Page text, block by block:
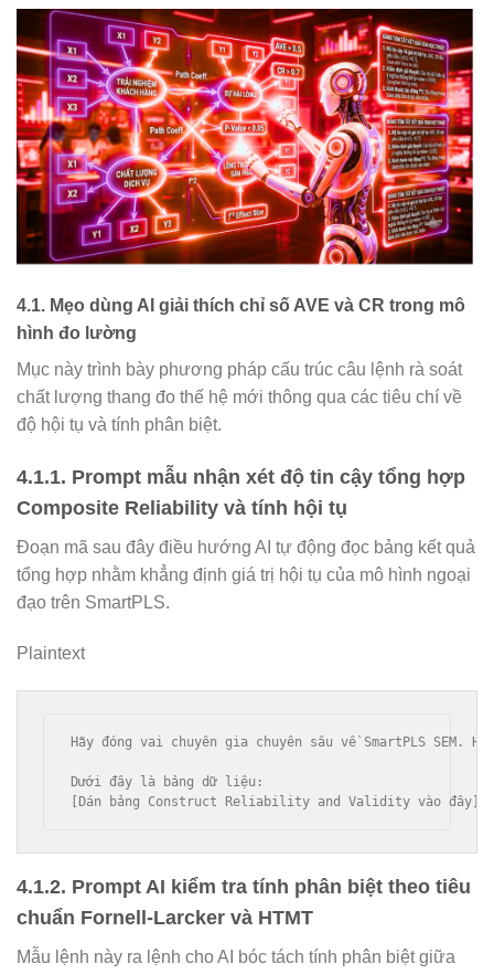
4.1. Mẹo dùng AI giải thích chỉ số AVE và CR trong mô
hình đo lường
Mục này trình bày phương pháp cấu trúc câu lệnh rà soát
chất lượng thang đo thế hệ mới thông qua các tiêu chí về
độ hội tụ và tính phân biệt.
4.1.1. Prompt mẫu nhận xét độ tin cậy tổng hợp
Composite Reliability và tính hội tụ
Đoạn mã sau đây điều hướng AI tự động đọc bảng kết quả
tổng hợp nhằm khẳng định giá trị hội tụ của mô hình ngoại
đạo trên SmartPLS.
Plaintext
Hãy đóng vai chuyên gia chuyên sâu về SmartPLS
Dưới đây là bảng dữ liệu:
4.1.2. Prompt AI kiểm tra tính phân biệt theo tiêu
chuẩn Fornell-Larcker và HTMT
Mẫu lệnh này ra lệnh cho AI bóc tách tính phân biệt giữa